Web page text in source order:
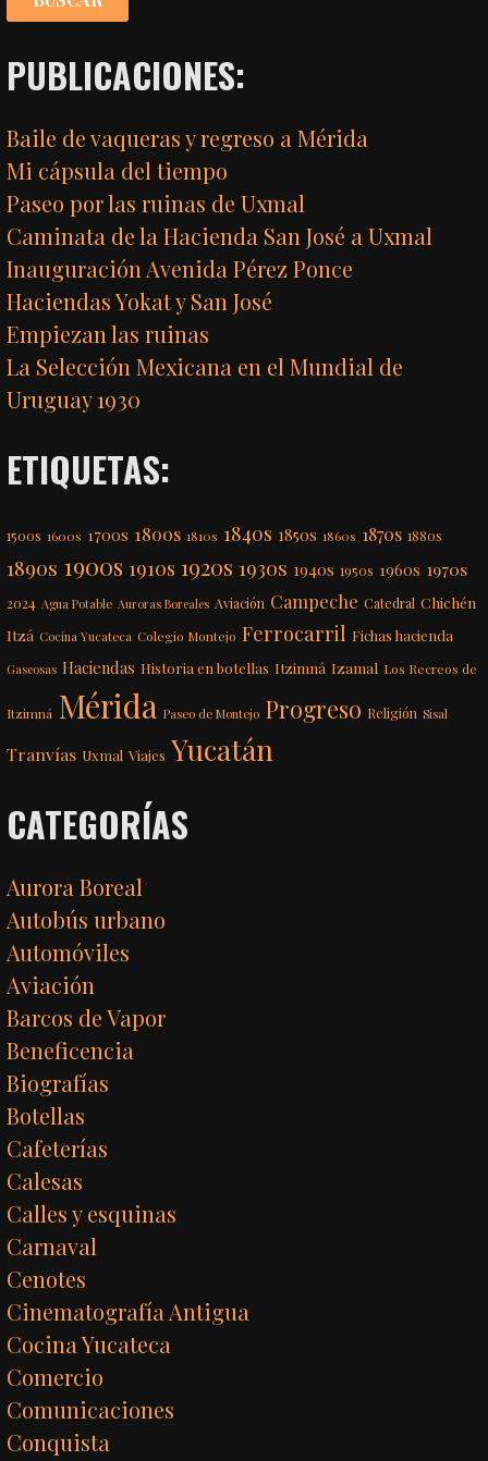
PUBLICACIONES:
Baile de vaqueras y regreso a Mérida
Mi cápsula del tiempo
Paseo por las ruinas de Uxmal
Caminata de la Hacienda San José a Uxmal
Inauguración Avenida Pérez Ponce
Haciendas Yokat y San José
Empiezan las ruinas
La Selección Mexicana en el Mundial de
Uruguay 1930
ETIQUETAS:
1500s 1600s 1700s 1800s 1810s 1840s 1850s 1860s 1870s 1880s
1890s 1900s 1910s 1920s 1930s 1940s 1950s 1960s 1970s
2024 Agua Potable Auroras Boreales Aviación Campeche Catedral Chichén
Itzá Cocina Yucateca Colegio Montejo Ferrocarril Fichas hacienda
Gaseosas Haciendas Historia en botellas Itzimná Izamal Los Recreos de
Itzimná Mérida Paseo de Montejo Progreso Religión Sisal
Tranvías Uxmal Viajes Yucatán
CATEGORÍAS
Aurora Boreal
Autobús urbano
Automóviles
Aviación
Barcos de Vapor
Beneficencia
Biografías
Botellas
Cafeterías
Calesas
Calles y esquinas
Carnaval
Cenotes
Cinematografía Antigua
Cocina Yucateca
Comercio
Comunicaciones
Conquista